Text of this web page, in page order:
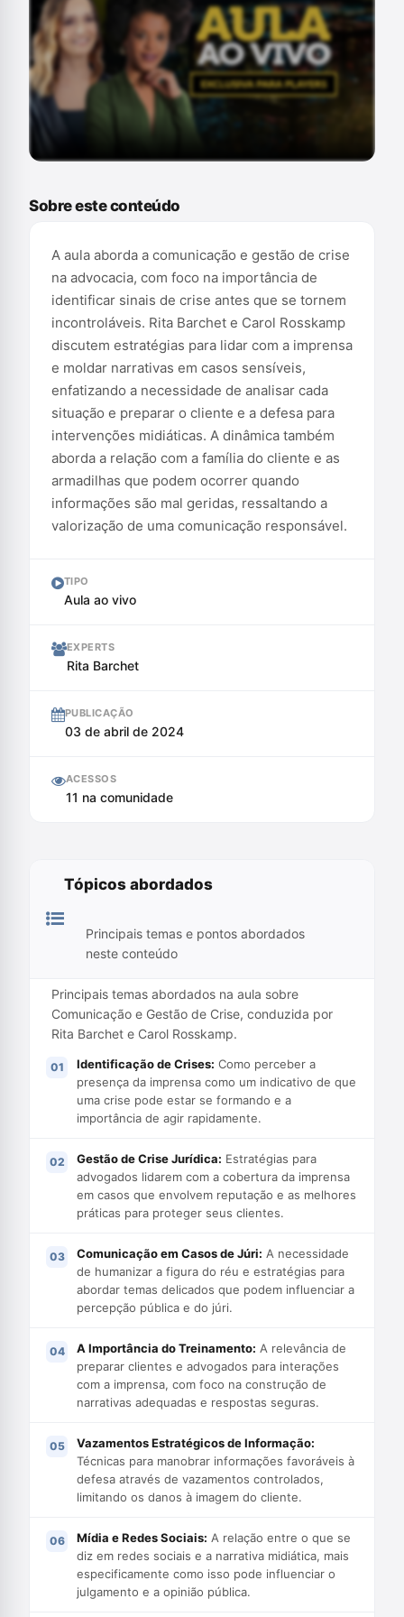
Conteúdo exclusivo para assinantes
Sobre este conteúdo
A aula aborda a comunicação e gestão de crise
na advocacia, com foco na importância de
identificar sinais de crise antes que se tornem
incontroláveis. Rita Barchet e Carol Rosskamp
discutem estratégias para lidar com a imprensa
e moldar narrativas em casos sensíveis,
enfatizando a necessidade de analisar cada
situação e preparar o cliente e a defesa para
intervenções midiáticas. A dinâmica também
aborda a relação com a família do cliente e as
armadilhas que podem ocorrer quando
informações são mal geridas, ressaltando a
valorização de uma comunicação responsável.
TIPO
Aula ao vivo
EXPERTS
Rita Barchet
PUBLICAÇÃO
03 de abril de 2024
ACESSOS
11 na comunidade
Tópicos abordados
Principais temas e pontos abordados
neste conteúdo
Principais temas abordados na aula sobre
Comunicação e Gestão de Crise, conduzida por
Rita Barchet e Carol Rosskamp.
Identificação de Crises: Como perceber a
presença da imprensa como um indicativo de que
uma crise pode estar se formando e a
importância de agir rapidamente.
Gestão de Crise Jurídica: Estratégias para
advogados lidarem com a cobertura da imprensa
em casos que envolvem reputação e as melhores
práticas para proteger seus clientes.
Comunicação em Casos de Júri: A necessidade
de humanizar a figura do réu e estratégias para
abordar temas delicados que podem influenciar a
percepção pública e do júri.
A Importância do Treinamento: A relevância de
preparar clientes e advogados para interações
com a imprensa, com foco na construção de
narrativas adequadas e respostas seguras.
Vazamentos Estratégicos de Informação:
Técnicas para manobrar informações favoráveis à
defesa através de vazamentos controlados,
limitando os danos à imagem do cliente.
Mídia e Redes Sociais: A relação entre o que se
diz em redes sociais e a narrativa midiática, mais
especificamente como isso pode influenciar o
julgamento e a opinião pública.